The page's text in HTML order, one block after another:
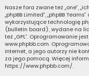
Nasze fora zwane też „one”,
„phpBB Limited”, „phpBB
wykorzystujące technologię
(bulletin board), wydane na
też „GPL”. Oprogramowanie
www.phpbb.com.
internet, a jego autorzy nie
za jego pomocą. Więcej
https://www.phpbb.com/.